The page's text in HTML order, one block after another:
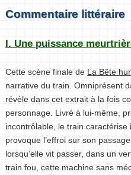
Commentaire littéraire
I. Une puissance
Cette scène finale de La Bête
narrative du train. Omniprésent
révèle dans cet extrait à la fois
personnage. Livré à lui-même,
incontrôlable, le train
provoque l’effroi sur son
lorsqu’elle vit passer, dans un
train fou, cette machine sans